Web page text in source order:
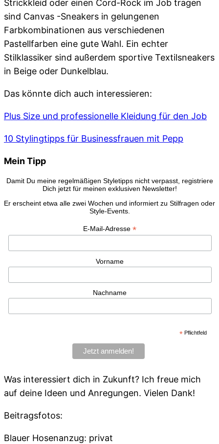
Strickkleid oder einen Cord-Rock im Job tragen
sind Canvas -Sneakers in gelungenen
Farbkombinationen aus verschiedenen
Pastellfarben eine gute Wahl. Ein echter
Stilklassiker sind außerdem sportive Textilsneakers
in Beige oder Dunkelblau.
Das könnte dich auch interessieren:
Plus Size und professionelle Kleidung für den Job
10 Stylingtipps für Businessfrauen mit Pepp
Mein Tipp
Damit Du meine regelmäßigen Styletipps nicht verpasst, registriere
Dich jetzt für meinen exklusiven Newsletter!
Er erscheint etwa alle zwei Wochen und informiert zu Stilfragen oder
Style-Events.
E-Mail-Adresse *
Vorname
Nachname
*Pflichtfeld
Was interessiert dich in Zukunft? Ich freue mich
auf deine Ideen und Anregungen. Vielen Dank!
Beitragsfotos:
Blauer Hosenanzug: privat